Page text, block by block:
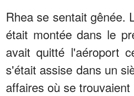
Rhea se sentait gênée.
était montée dans le
avait quitté l'aéroport
s'était assise dans un
affaires où se